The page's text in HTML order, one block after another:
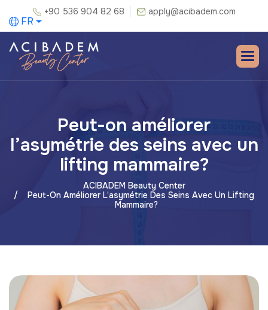
+90 536 904 82 68 apply@acibadem.com
FR
Peut-on améliorer
l’asymétrie des seins avec un
lifting mammaire?
ACIBADEM Beauty Center
Peut-On Améliorer L’asymétrie Des Seins Avec Un Lifting
Mammaire?